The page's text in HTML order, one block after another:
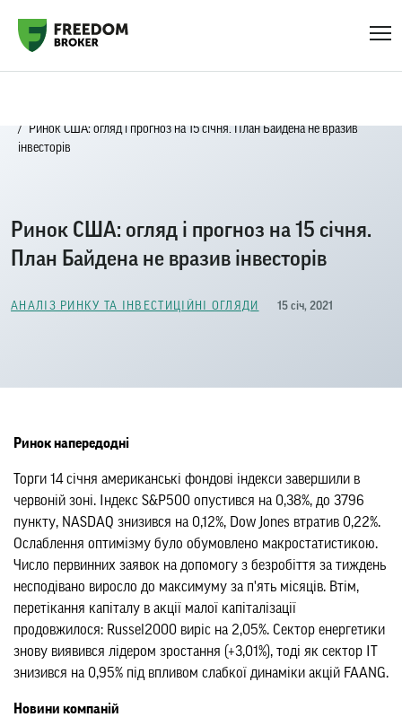
Ринок США: огляд і прогноз на 15 січня. План Байдена не вразив
інвесторів
Ринок США: огляд і прогноз на 15 січня.
План Байдена не вразив інвесторів
АНАЛІЗ РИНКУ ТА ІНВЕСТИЦІЙНІ ОГЛЯДИ 15 січ, 2021
Ринок напередодні
Торги 14 січня американські фондові індекси завершили в
червоній зоні. Індекс S&P500 опустився на 0,38%, до 3796
пункту, NASDAQ знизився на 0,12%, Dow Jones втратив 0,22%.
Ослаблення оптимізму було обумовлено макростатистикою.
Число первинних заявок на допомогу з безробіття за тиждень
несподівано виросло до максимуму за п'ять місяців. Втім,
перетікання капіталу в акції малої капіталізації
продовжилося: Russel2000 виріс на 2,05%. Сектор енергетики
знову виявився лідером зростання (+3,01%), тоді як сектор ІТ
знизився на 0,95% під впливом слабкої динаміки акцій FAANG.
Новини компаній